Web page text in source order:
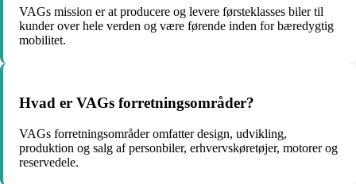
VAGs mission er at producere og levere førsteklasses biler til
kunder over hele verden og være førende inden for bæredygtig
mobilitet.
Hvad er VAGs forretningsområder?
VAGs forretningsområder omfatter design, udvikling,
produktion og salg af personbiler, erhvervskøretøjer, motorer og
reservedele.